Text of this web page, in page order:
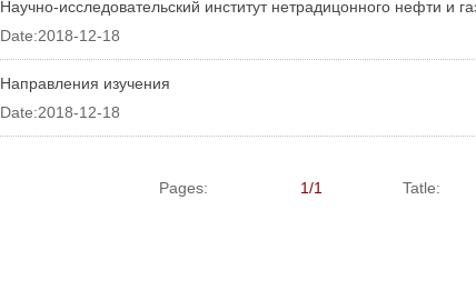
Научно-исследовательский институт нетрадицонного нефти и
Date:2018-12-18
Направления изучения
Date:2018-12-18
Pages: 1/1 Tatle: